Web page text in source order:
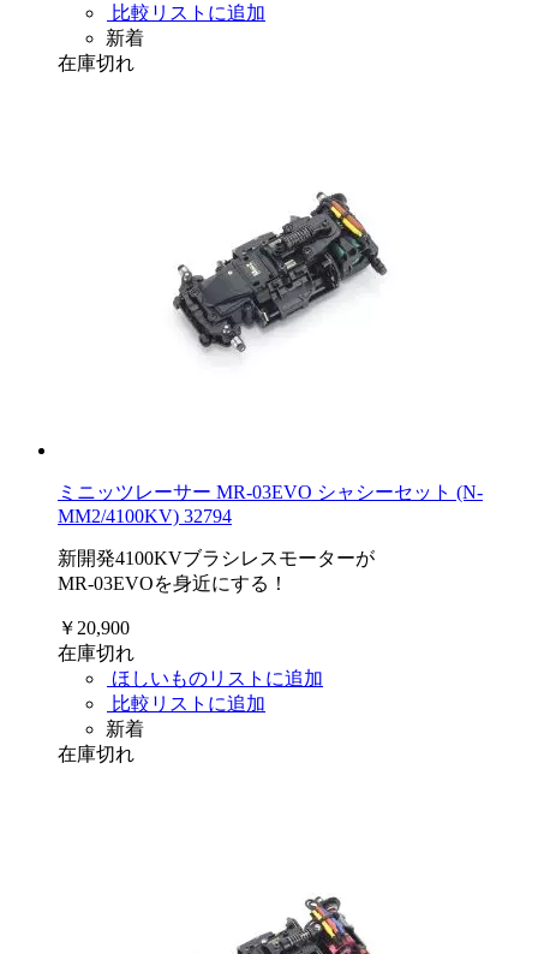
比較リストに追加
新着
在庫切れ
ミニッツレーサー MR-03EVO シャシーセット (N-
MM2/4100KV) 32794
新開発4100KVブラシレスモーターが
MR-03EVOを身近にする！
￥20,900
在庫切れ
ほしいものリストに追加
比較リストに追加
新着
在庫切れ